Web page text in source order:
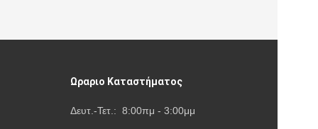
Ωραριο Καταστήματος
Δευτ.-Τετ.: 8:00πμ - 3:00μμ